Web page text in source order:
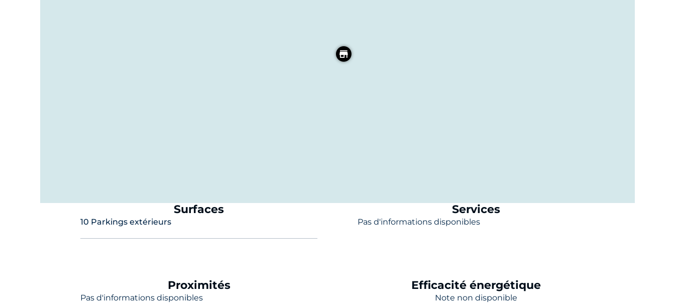
Afin d’accompagner le démarrage de votre activité, un loyer progressif est proposé :
florian@signature-immo.ch
Surfaces
10 Parkings extérieurs
Services
Pas d'informations disponibles
Proximités
Pas d'informations disponibles
Efficacité énergétique
Note non disponible